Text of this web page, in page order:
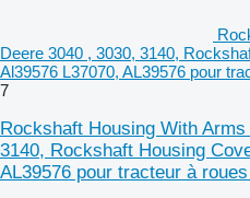
Deere 3040 , 3030, 3140,
Al39576 L37070, AL39576 pour
7
Rockshaft Housing With
3140, Rockshaft Housing
AL39576 pour tracteur à